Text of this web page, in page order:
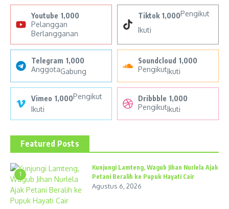
Youtube 1,000
Pelanggan
Berlangganan
Tiktok 1,000Pengikut
Ikuti
Telegram 1,000
AnggotaGabung
Soundcloud 1,000
PengikutIkuti
Vimeo 1,000Pengikut
Ikuti
Dribbble 1,000
PengikutIkuti
Featured Posts
1
Kunjungi Lamteng, Wagub Jihan Nurlela Ajak
Petani Beralih ke Pupuk Hayati Cair
Agustus 6, 2026